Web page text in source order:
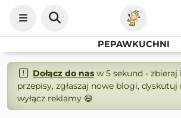
PEPAWKUCHNI
Dołącz do nasw 5 sekund - zbieraj
przepisy, zgłaszaj nowe blogi,
wyłącz reklamy 😄